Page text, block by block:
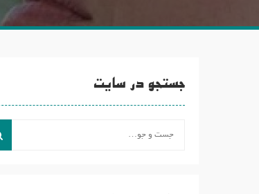
جستجو در سایت